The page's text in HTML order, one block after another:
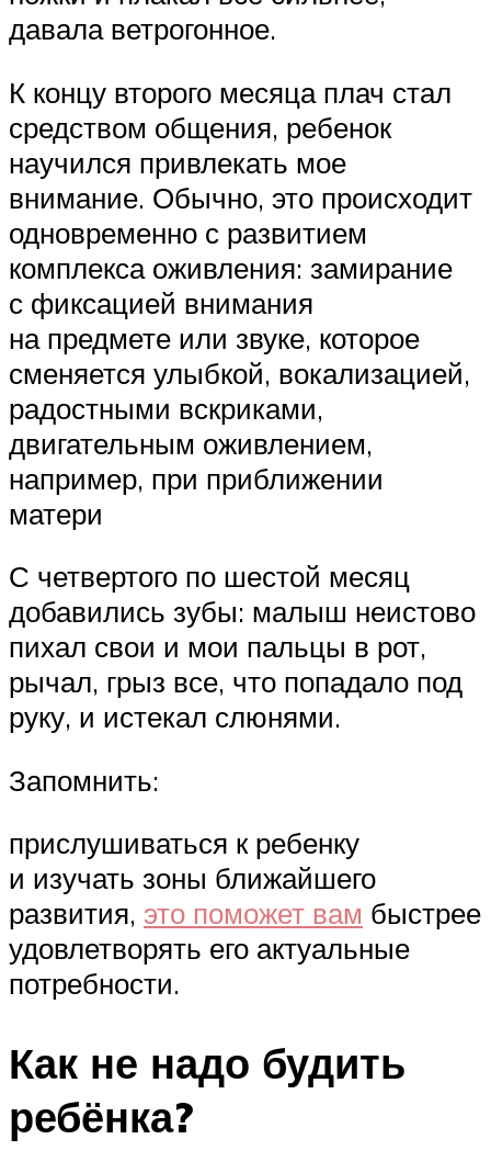
давала ветрогонное.
К концу второго месяца плач стал
средством общения, ребенок
научился привлекать мое
внимание. Обычно, это происходит
одновременно с развитием
комплекса оживления: замирание
с фиксацией внимания
на предмете или звуке, которое
сменяется улыбкой, вокализацией,
радостными вскриками,
двигательным оживлением,
например, при приближении
матери
С четвертого по шестой месяц
добавились зубы: малыш неистово
пихал свои и мои пальцы в рот,
рычал, грыз все, что попадало под
руку, и истекал слюнями.
Запомнить:
прислушиваться к ребенку
и изучать зоны ближайшего
развития, это поможет вам быстрее
удовлетворять его актуальные
потребности.
Как не надо будить
ребёнка?